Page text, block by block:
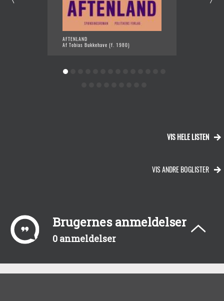
AFTENLAND
Af Tobias Bukkehave (f. 1980)
VIS HELE LISTEN
VIS ANDRE BOGLISTER
Brugernes anmeldelser
0 anmeldelser